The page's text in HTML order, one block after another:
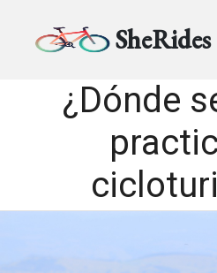
SheRides
¿Dónde